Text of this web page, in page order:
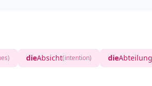
dieAbsicht(intention) dieAbteilung